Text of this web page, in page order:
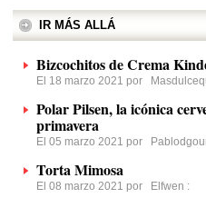
IR MÁS ALLÁ
Bizcochitos de Crema
El 18 marzo 2021 por
Polar Pilsen, la icónica
primavera
El 05 marzo 2021 por
Torta Mimosa
El 08 marzo 2021 por Elfwen :